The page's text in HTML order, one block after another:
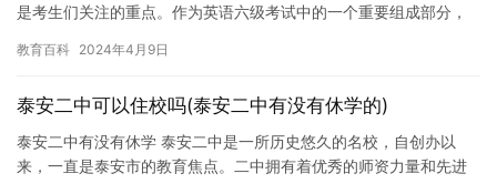
是考生们关注的重点。作为英语六级考试中的一个重要组成部分，
逻辑…
教育百科 2024年4月9日
泰安二中可以住校吗(泰安二中有没有休学的)
泰安二中有没有休学 泰安二中是一所历史悠久的名校，自创办以
来，一直是泰安市的教育焦点。二中拥有着优秀的师资力量和先进